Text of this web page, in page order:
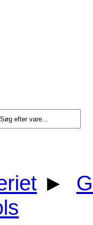
►